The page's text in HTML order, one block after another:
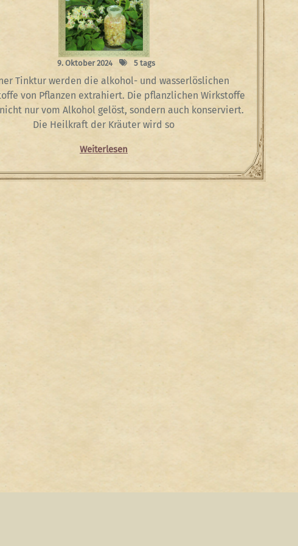
9. Oktober 2024 5 tags
Tinktur werden die alkohol- und wasserlöslichen
von Pflanzen extrahiert. Die pflanzlichen Wirkstoffe
nur vom Alkohol gelöst, sondern auch konserviert.
Die Heilkraft der Kräuter wird so
Weiterlesen